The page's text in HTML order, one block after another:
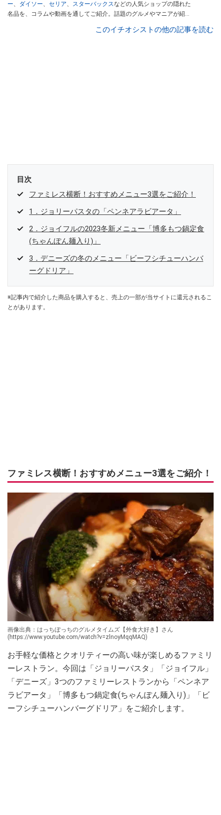
ー、 ダイソー、 セリア、 スターバックスなどの人気ショップの隠れた
名品を、コラムや動画を通してご紹介。話題のグルメやマニアが紹介
インフルエンサーが実際に使用してレビューしています。毎日トレン
このイチオシストの他の記事を読む
目次
ファミレス横断！おすすめメニュー3選をご紹介！
1．ジョリーパスタの「ペンネアラビアータ」
2．ジョイフルの2023冬新メニュー「博多もつ鍋定食
(ちゃんぽん麺入り)」
3．デニーズの冬のメニュー「ビーフシチューハンバ
ーグドリア」
※記事内で紹介した商品を購入すると、売上の一部が当サイトに還元されるこ
とがあります。
ファミレス横断！おすすめメニュー3選をご紹介！
画像出典：はっちぽっちのグルメタイムズ【外食大好き】さん
(https://www.youtube.com/watch?v=zlnoyMqqMAQ)
お手軽な価格とクオリティーの高い味が楽しめるファミリ
ーレストラン。今回は「ジョリーパスタ」「ジョイフル」
「デニーズ」3つのファミリーレストランから「ペンネア
ラビアータ」「博多もつ鍋定食(ちゃんぽん麺入り)」「ビ
ーフシチューハンバーグドリア」をご紹介します。